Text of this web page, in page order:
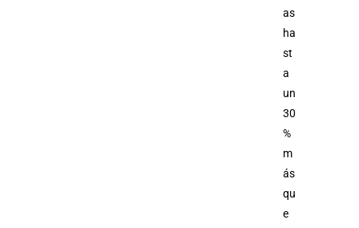
as
ha
st
a
un
30
%
m
ás
qu
e